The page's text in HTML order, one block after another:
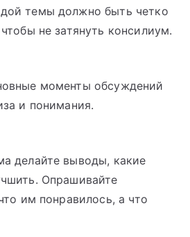
темы должно быть четко
не затянуть консилиум.
моменты обсуждений
и понимания.
делайте выводы, какие
Опрашивайте
им понравилось, а что